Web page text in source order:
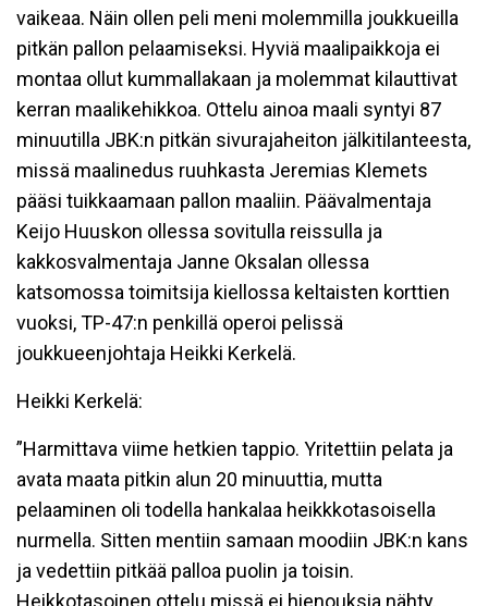
vaikeaa. Näin ollen peli meni molemmilla joukkueilla
pitkän pallon pelaamiseksi. Hyviä maalipaikkoja ei
montaa ollut kummallakaan ja molemmat kilauttivat
kerran maalikehikkoa. Ottelu ainoa maali syntyi 87
minuutilla JBK:n pitkän sivurajaheiton jälkitilanteesta,
missä maalinedus ruuhkasta Jeremias Klemets
pääsi tuikkaamaan pallon maaliin. Päävalmentaja
Keijo Huuskon ollessa sovitulla reissulla ja
kakkosvalmentaja Janne Oksalan ollessa
katsomossa toimitsija kiellossa keltaisten korttien
vuoksi, TP-47:n penkillä operoi pelissä
joukkueenjohtaja Heikki Kerkelä.
Heikki Kerkelä:
”Harmittava viime hetkien tappio. Yritettiin pelata ja
avata maata pitkin alun 20 minuuttia, mutta
pelaaminen oli todella hankalaa heikkkotasoisella
nurmella. Sitten mentiin samaan moodiin JBK:n kans
ja vedettiin pitkää palloa puolin ja toisin.
Heikkotasoinen ottelu missä ei hienouksia nähty.